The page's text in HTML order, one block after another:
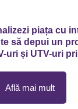
piața cu
să depui un
uri și UTV-uri
Află mai mult